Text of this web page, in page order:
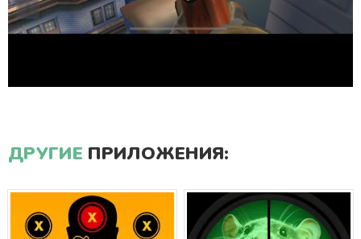
ДРУГИЕ ПРИЛОЖЕНИЯ: